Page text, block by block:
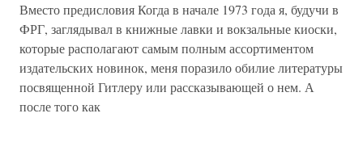
Вместо предисловия Когда в начале 1973 года я, будучи в
ФРГ, заглядывал в книжные лавки и вокзальные киоски,
которые располагают самым полным ассортиментом
издательских новинок, меня поразило обилие литературы
посвященной Гитлеру или рассказывающей о нем. А
после того как